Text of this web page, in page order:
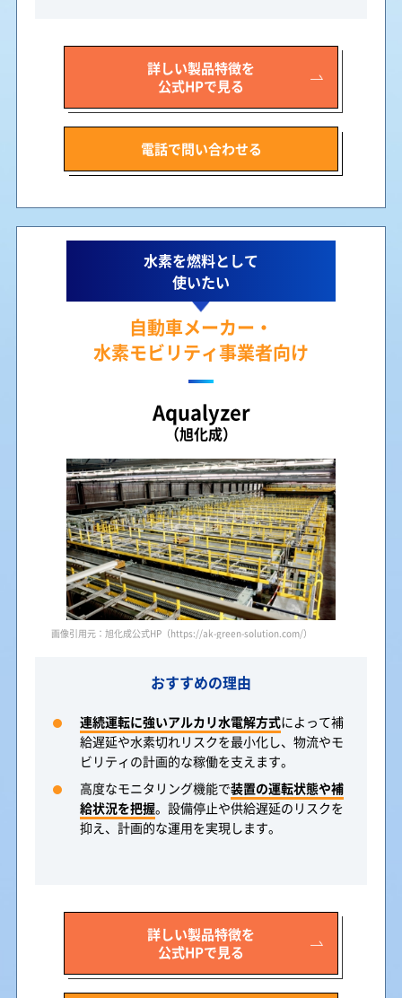
詳しい製品特徴を
公式HPで見る
電話で問い合わせる
水素を燃料として
使いたい
自動車メーカー・
水素モビリティ事業者向け
Aqualyzer
（旭化成）
画像引用元：旭化成公式HP（https://ak-green-solution.com/）
おすすめの理由
連続運転に強いアルカリ水電解方式によって補
給遅延や水素切れリスクを最小化し、物流やモ
ビリティの計画的な稼働を支えます。
高度なモニタリング機能で装置の運転状態や補
給状況を把握。設備停止や供給遅延のリスクを
抑え、計画的な運用を実現します。
詳しい製品特徴を
公式HPで見る